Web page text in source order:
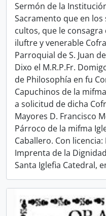
Sermón de la
Sacramento que en los
cultos, que le consagra
iluftre y venerable
Parroquial de S. Juan
Dixo el M.R.P.Fr.
de Philosophía en fu
Capuchinos de la
a solicitud de dicha
Mayores D. Francisco
Párroco de la mifma
Caballero. Con licencia:
Imprenta de la
Santa Iglefia Catedral,